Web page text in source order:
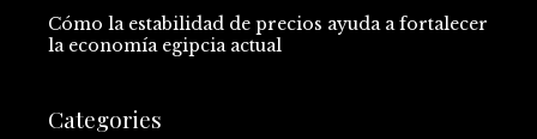
Cómo la estabilidad de precios ayuda a fortalecer
la economía egipcia actual
Categories